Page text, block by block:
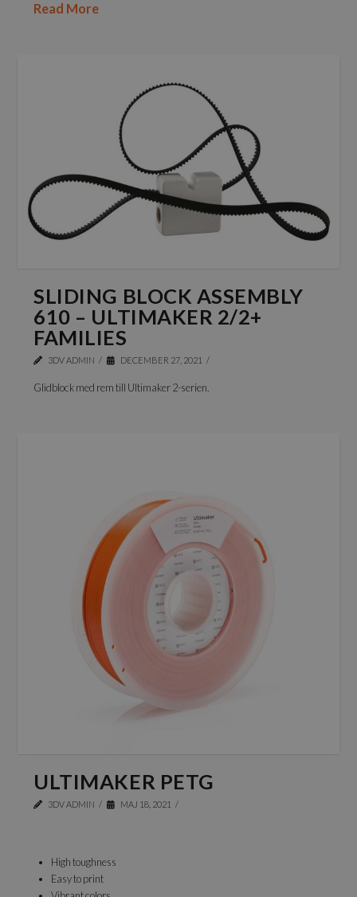
Read More
SLIDING BLOCK ASSEMBLY
610 – ULTIMAKER 2/2+
FAMILIES
3DV ADMIN DECEMBER 27, 2021
Glidblock med rem till Ultimaker 2-serien.
ULTIMAKER PETG
3DV ADMIN MAJ 18, 2021
High toughness
Easy to print